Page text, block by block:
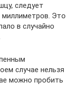
следует
миллиметров. Это
в случайно
случае нельзя
можно пробить